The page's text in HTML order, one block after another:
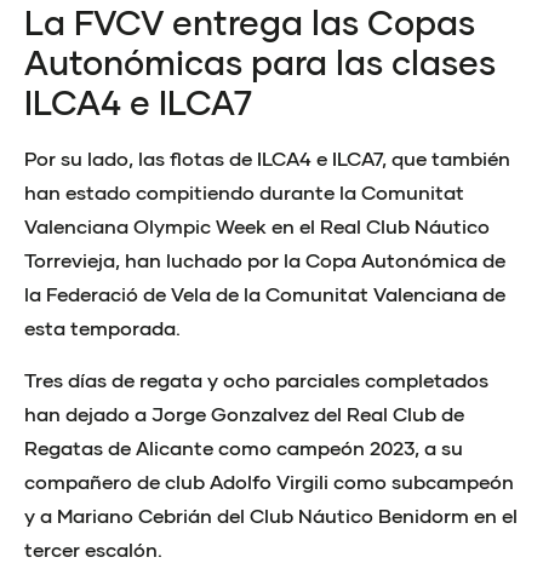
La FVCV entrega las Copas
Autonómicas para las clases
ILCA4 e ILCA7
Por su lado, las flotas de ILCA4 e ILCA7, que también
han estado compitiendo durante la Comunitat
Valenciana Olympic Week en el Real Club Náutico
Torrevieja, han luchado por la Copa Autonómica de
la Federació de Vela de la Comunitat Valenciana de
esta temporada.
Tres días de regata y ocho parciales completados
han dejado a Jorge Gonzalvez del Real Club de
Regatas de Alicante como campeón 2023, a su
compañero de club Adolfo Virgili como subcampeón
y a Mariano Cebrián del Club Náutico Benidorm en el
tercer escalón.